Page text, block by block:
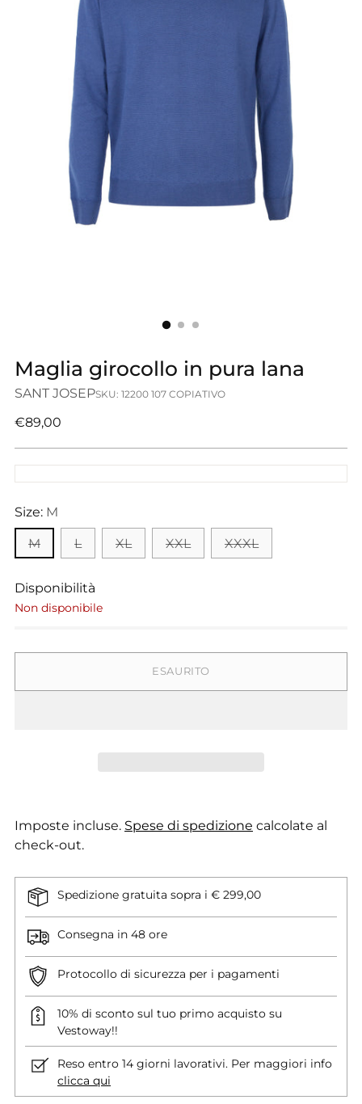
Maglia girocollo in pura lana
SANT JOSEPSKU: 12200 107 COPIATIVO
Prezzo
€89,00
Size: M
M
L XL XXL XXXL
Disponibilità
Non disponibile
ESAURITO
Imposte incluse. Spese di spedizione calcolate al
check-out.
Spedizione gratuita sopra i € 299,00
Consegna in 48 ore
Protocollo di sicurezza per i pagamenti
10% di sconto sul tuo primo acquisto su
Vestoway!!
Reso entro 14 giorni lavorativi. Per maggiori info
clicca qui